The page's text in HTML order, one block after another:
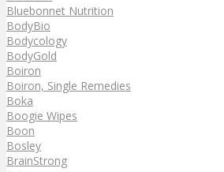
Bluebonnet Nutrition
BodyBio
Bodycology
BodyGold
Boiron
Boiron, Single Remedies
Boka
Boogie Wipes
Boon
Bosley
BrainStrong